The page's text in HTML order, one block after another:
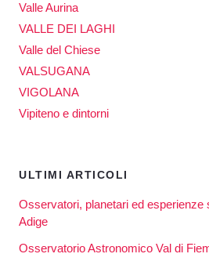
Valle Aurina
VALLE DEI LAGHI
Valle del Chiese
VALSUGANA
VIGOLANA
Vipiteno e dintorni
ULTIMI ARTICOLI
Osservatori, planetari ed esperienze
Adige
Osservatorio Astronomico Val di